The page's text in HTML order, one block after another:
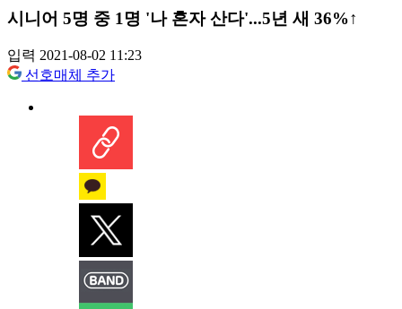
시니어 5명 중 1명 '나 혼자 산다'...5년 새 36%↑
입력 2021-08-02 11:23
선호매체 추가